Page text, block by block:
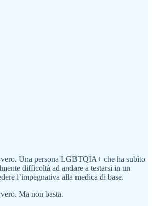
Una persona LGBTQIA+ che ha subìto
difficoltà ad andare a testarsi in un
l’impegnativa alla medica di base.
Ma non basta.